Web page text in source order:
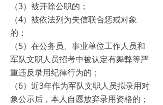
（3）被开除公职的；
（4）被依法列为失信联合惩戒对象
的；
（5）在公务员、事业单位工作人员和
军队文职人员招考中被认定有舞弊等严
重违反录用纪律行为的；
（6）近3年作为军队文职人员拟录用对
象公示后，本人自愿放弃录用资格的；